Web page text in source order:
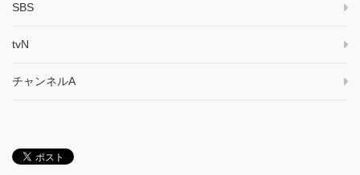
SBS
tvN
チャンネルA